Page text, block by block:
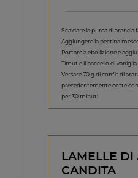
Scaldare la purea di arancia
Aggiungere la pectina
Portare a ebollizione e
Timut e il baccello di vaniglia
Versare 70 g di confit di
precedentemente cotte
per 30 minuti.
LAMELLE DI
CANDITA